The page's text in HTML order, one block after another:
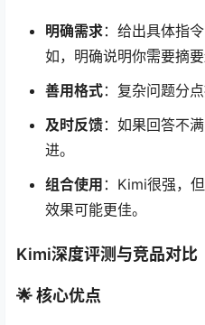
明确需求：给出具体指
如，明确说明你需要摘要
善用格式：复杂问题分
及时反馈：如果回答不
进。
组合使用 ：Kimi很强，
效果可能更佳。
Kimi深度评测与竞品对比
🌟 核心优点